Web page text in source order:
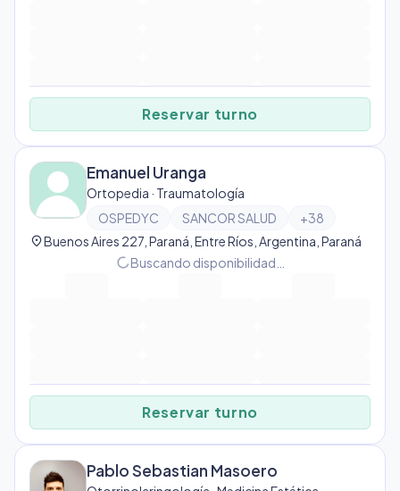
Reservar turno
Emanuel Uranga
Ortopedia · Traumatología
OSPEDYC
SANCOR SALUD +38
location_onBuenos Aires 227, Paraná, Entre Ríos, Argentina, Paraná
progress_activityBuscando disponibilidad…
Reservar turno
Pablo Sebastian Masoero